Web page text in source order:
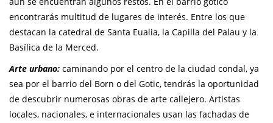
encontrarás multitud de lugares de interés. Entre los que
destacan la catedral de Santa Eualia, la Capilla del Palau y la
Basílica de la Merced.
Arte urbano: caminando por el centro de la ciudad condal, ya
sea por el barrio del Born o del Gotic, tendrás la oportunidad
de descubrir numerosas obras de arte callejero. Artistas
locales, nacionales, e internacionales usan las fachadas de